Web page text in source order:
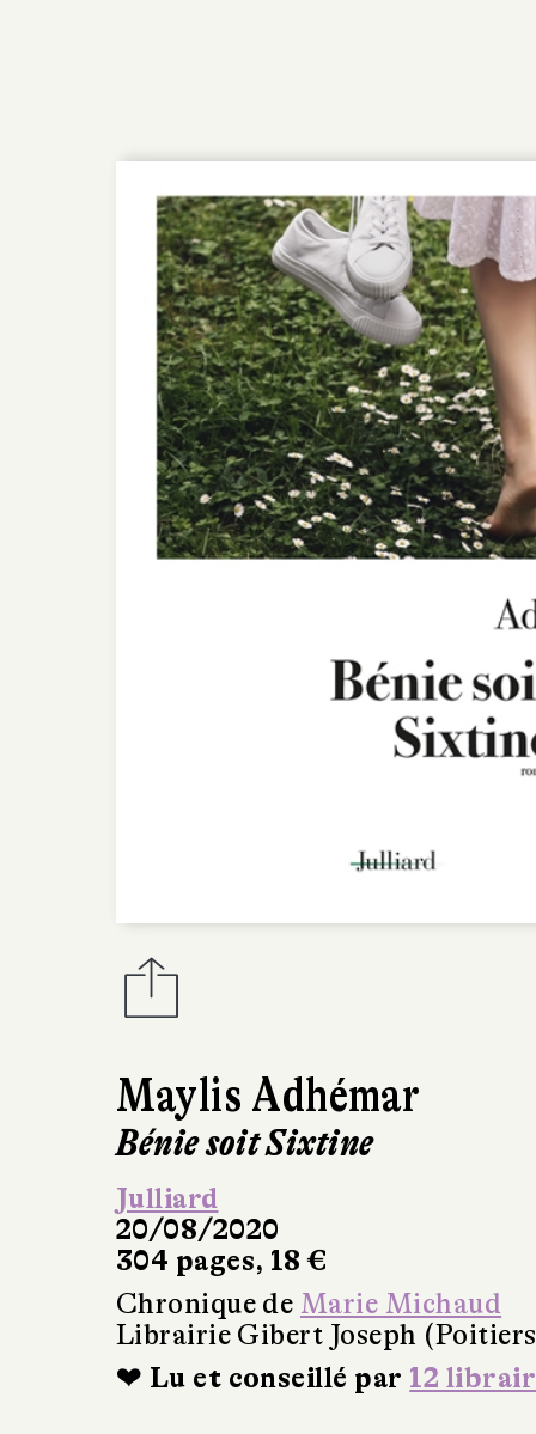
Maylis Adhémar
Bénie soit Sixtine
Julliard
20/08/2020
304 pages, 18 €
Chronique de Marie Michaud
Librairie Gibert Joseph
❤ Lu et conseillé par 12